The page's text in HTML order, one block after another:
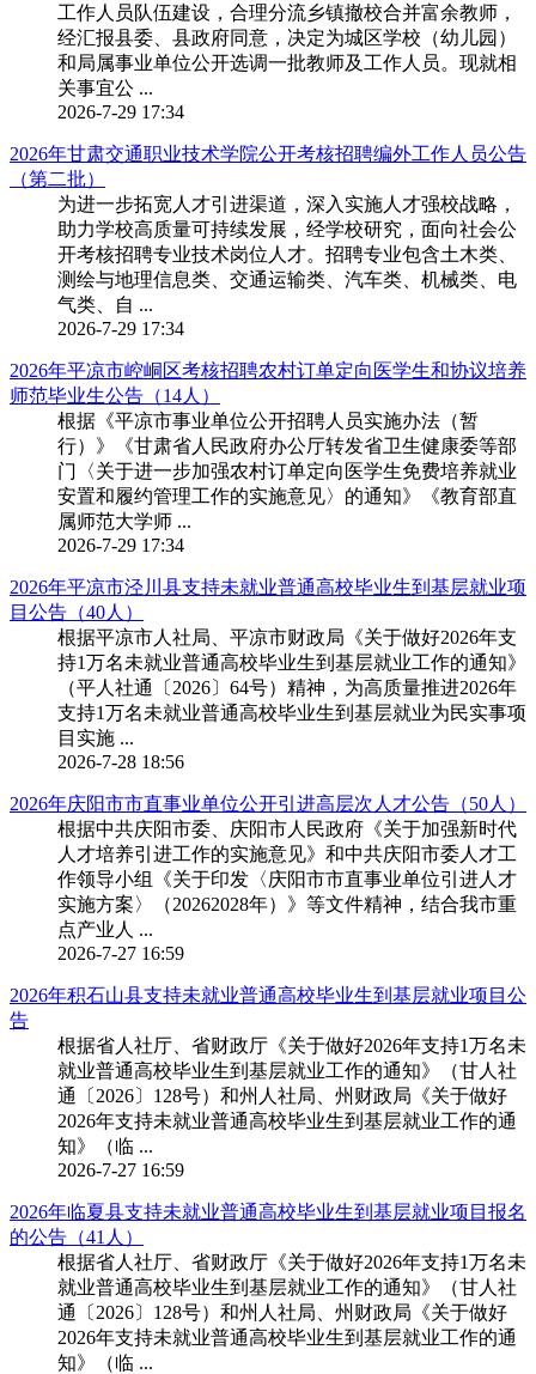
工作人员队伍建设，合理分流乡镇撤校合并富余教师，
经汇报县委、县政府同意，决定为城区学校（幼儿园）
和局属事业单位公开选调一批教师及工作人员。现就相
关事宜公 ...
2026-7-29 17:34
2026年甘肃交通职业技术学院公开考核招聘编外工作人员公告
（第二批）
为进一步拓宽人才引进渠道，深入实施人才强校战略，
助力学校高质量可持续发展，经学校研究，面向社会公
开考核招聘专业技术岗位人才。招聘专业包含土木类、
测绘与地理信息类、交通运输类、汽车类、机械类、电
气类、自 ...
2026-7-29 17:34
2026年平凉市崆峒区考核招聘农村订单定向医学生和协议培养
师范毕业生公告（14人）
根据《平凉市事业单位公开招聘人员实施办法（暂
行）》《甘肃省人民政府办公厅转发省卫生健康委等部
门〈关于进一步加强农村订单定向医学生免费培养就业
安置和履约管理工作的实施意见〉的通知》《教育部直
属师范大学师 ...
2026-7-29 17:34
2026年平凉市泾川县支持未就业普通高校毕业生到基层就业项
目公告（40人）
根据平凉市人社局、平凉市财政局《关于做好2026年支
持1万名未就业普通高校毕业生到基层就业工作的通知》
（平人社通〔2026〕64号）精神，为高质量推进2026年
支持1万名未就业普通高校毕业生到基层就业为民实事项
目实施 ...
2026-7-28 18:56
2026年庆阳市市直事业单位公开引进高层次人才公告（50人）
根据中共庆阳市委、庆阳市人民政府《关于加强新时代
人才培养引进工作的实施意见》和中共庆阳市委人才工
作领导小组《关于印发〈庆阳市市直事业单位引进人才
实施方案〉（20262028年）》等文件精神，结合我市重
点产业人 ...
2026-7-27 16:59
2026年积石山县支持未就业普通高校毕业生到基层就业项目公
告
根据省人社厅、省财政厅《关于做好2026年支持1万名未
就业普通高校毕业生到基层就业工作的通知》（甘人社
通〔2026〕128号）和州人社局、州财政局《关于做好
2026年支持未就业普通高校毕业生到基层就业工作的通
知》（临 ...
2026-7-27 16:59
2026年临夏县支持未就业普通高校毕业生到基层就业项目报名
的公告（41人）
根据省人社厅、省财政厅《关于做好2026年支持1万名未
就业普通高校毕业生到基层就业工作的通知》（甘人社
通〔2026〕128号）和州人社局、州财政局《关于做好
2026年支持未就业普通高校毕业生到基层就业工作的通
知》（临 ...